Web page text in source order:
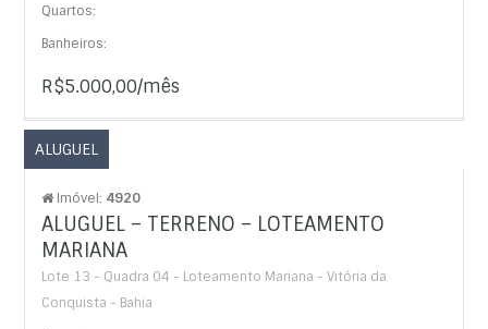
Quartos:
Banheiros:
R$5.000,00/mês
ALUGUEL
Imóvel: 4920
ALUGUEL – TERRENO – LOTEAMENTO
MARIANA
Lote 13 - Quadra 04 - Loteamento Mariana - Vitória da
Conquista - Bahia